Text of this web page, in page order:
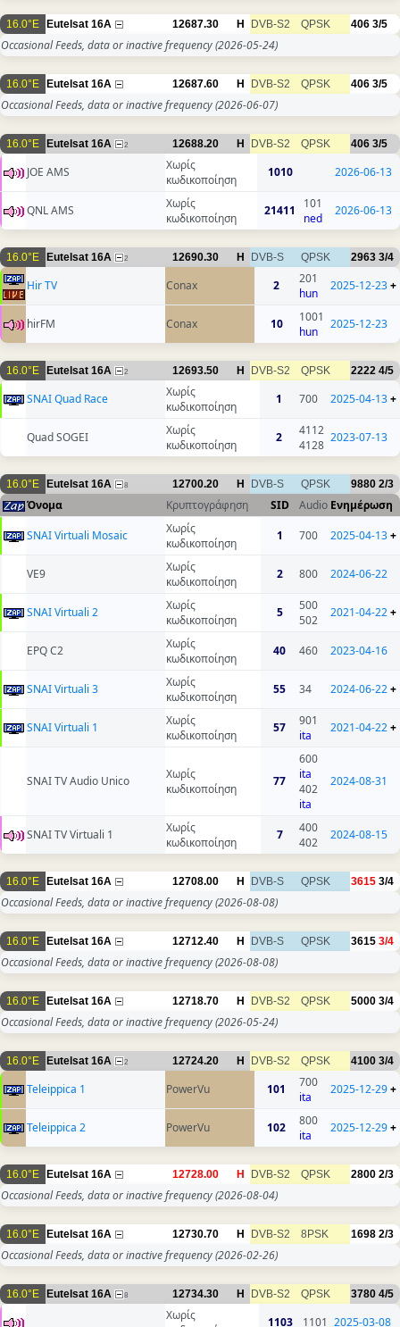
16.0°E Eutelsat 16A 12687.30 H DVB-S2 QPSK 406 3/5
Occasional Feeds, data or inactive frequency(2026-05-24)
16.0°E Eutelsat 16A 12687.60 H DVB-S2 QPSK 406 3/5
Occasional Feeds, data or inactive frequency(2026-06-07)
16.0°E Eutelsat 16A 2 12688.20 H DVB-S2 QPSK 406 3/5
JOE AMS
Χωρίς
κωδικοποίηση
1010 2026-06-13
QNL AMS
Χωρίς
κωδικοποίηση
21411
101
ned
2026-06-13
16.0°E Eutelsat 16A 2 12690.30 H DVB-S QPSK 2963 3/4
Hir TV Conax 2
201
hun
2025-12-23+
hirFM Conax 10
1001
hun
2025-12-23
16.0°E Eutelsat 16A 2 12693.50 H DVB-S2 QPSK 2222 4/5
SNAI Quad Race
Χωρίς
κωδικοποίηση
1 700 2025-04-13+
Quad SOGEI
Χωρίς
κωδικοποίηση
2
4112
4128
2023-07-13
16.0°E Eutelsat 16A 8 12700.20 H DVB-S QPSK 9880 2/3
Όνομα Κρυπτογράφηση SID Audio Ενημέρωση
SNAI Virtuali Mosaic
Χωρίς
κωδικοποίηση
1 700 2025-04-13+
VE9
Χωρίς
κωδικοποίηση
2 800 2024-06-22
SNAI Virtuali 2
Χωρίς
κωδικοποίηση
5
500
502
2021-04-22+
EPQ C2
Χωρίς
κωδικοποίηση
40 460 2023-04-16
SNAI Virtuali 3
Χωρίς
κωδικοποίηση
55 34 2024-06-22+
SNAI Virtuali 1
Χωρίς
κωδικοποίηση
57
901
ita
2021-04-22+
SNAI TV Audio Unico
Χωρίς
κωδικοποίηση
77
600
ita
402
ita
2024-08-31
SNAI TV Virtuali 1
Χωρίς
κωδικοποίηση
7
400
402
2024-08-15
16.0°E Eutelsat 16A 12708.00 H DVB-S QPSK 3615 3/4
Occasional Feeds, data or inactive frequency(2026-08-08)
16.0°E Eutelsat 16A 12712.40 H DVB-S QPSK 3615 3/4
Occasional Feeds, data or inactive frequency(2026-08-08)
16.0°E Eutelsat 16A 12718.70 H DVB-S2 QPSK 5000 3/4
Occasional Feeds, data or inactive frequency(2026-05-24)
16.0°E Eutelsat 16A 2 12724.20 H DVB-S2 QPSK 4100 3/4
Teleippica 1 PowerVu 101
700
ita
2025-12-29+
Teleippica 2 PowerVu 102
800
ita
2025-12-29+
16.0°E Eutelsat 16A 12728.00 H DVB-S2 QPSK 2800 2/3
Occasional Feeds, data or inactive frequency(2026-08-04)
16.0°E Eutelsat 16A 12730.70 H DVB-S2 8PSK 1698 2/3
Occasional Feeds, data or inactive frequency(2026-02-26)
16.0°E Eutelsat 16A 8 12734.30 H DVB-S2 QPSK 3780 4/5
Χωρίς
1103 1101 2025-03-08